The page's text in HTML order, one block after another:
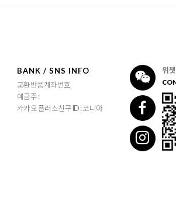
BANK / SNS INFO
교환반품계좌번호
예금주 :
카카오 플러스친구 ID : 코니아
위